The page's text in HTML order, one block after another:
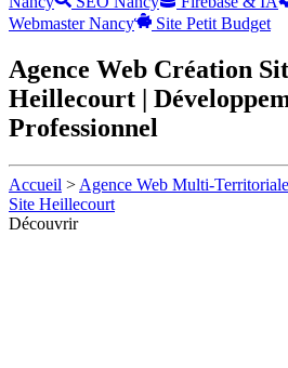
Webmaster Nancy
Site Petit Budget
Agence Web Création
Heillecourt |
Professionnel
Accueil > Agence Web Multi-Territoriale
Site Heillecourt
Découvrir